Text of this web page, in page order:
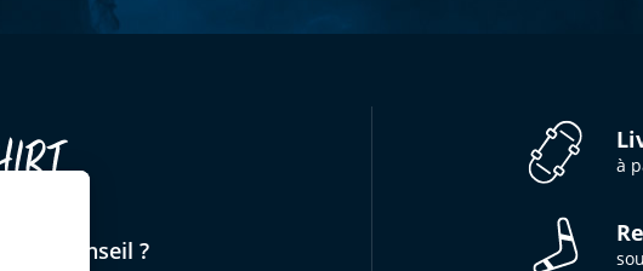
? Un conseil ?
à